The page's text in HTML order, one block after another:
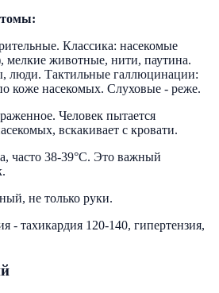
Классика: насекомые
мелкие животные, нити, паутина.
люди. Тактильные галлюцинации:
коже насекомых. Слуховые - реже.
Человек пытается
вскакивает с кровати.
часто 38-39°C. Это важный
не только руки.
- тахикардия 120-140, гипертензия,